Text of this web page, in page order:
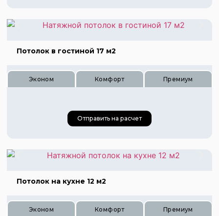
Цена 1560 руб.
Потолок в гостиной 17 м2
Эконом Комфорт Премиум
Цена 595 руб.
Цена 885 руб.
Цена 1190 руб.
Отправить на расчет
Потолок на кухне 12 м2
Эконом Комфорт Премиум